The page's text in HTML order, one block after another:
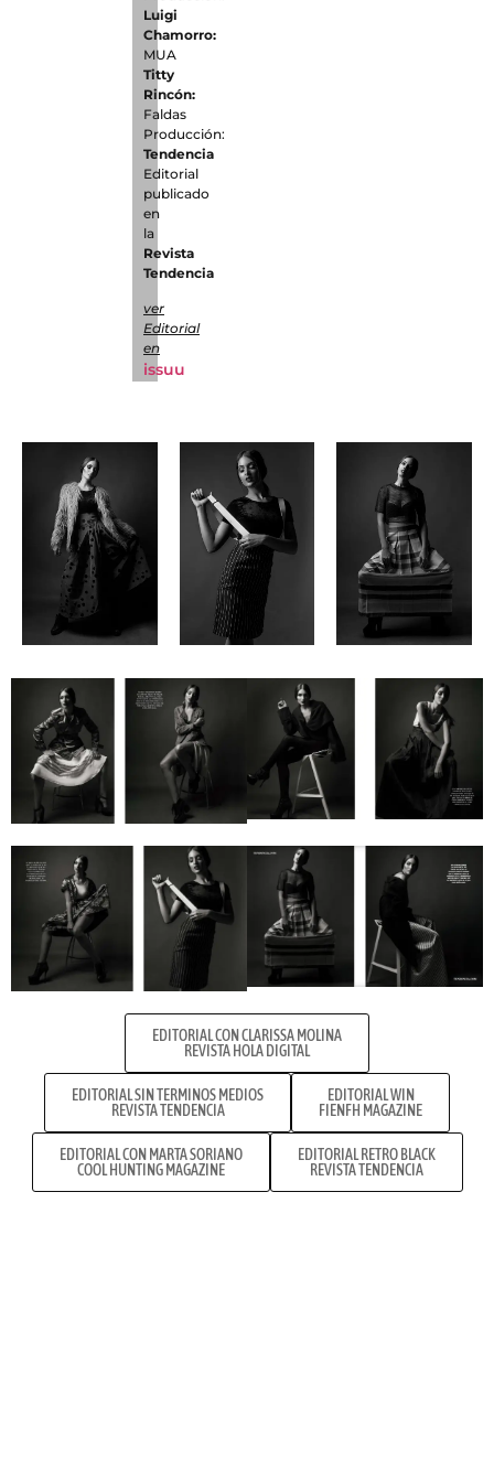
Luigi
Chamorro:
MUA
Titty
Rincón:
Faldas
Producción:
Tendencia
Editorial
publicado
en
la
Revista
Tendencia
ver
Editorial
en
issuu
EDITORIAL CON CLARISSA MOLINA
REVISTA HOLA DIGITAL
EDITORIAL SIN TERMINOS MEDIOS
REVISTA TENDENCIA
EDITORIAL WIN
FIENFH MAGAZINE
EDITORIAL CON MARTA SORIANO
COOL HUNTING MAGAZINE
EDITORIAL RETRO BLACK
REVISTA TENDENCIA